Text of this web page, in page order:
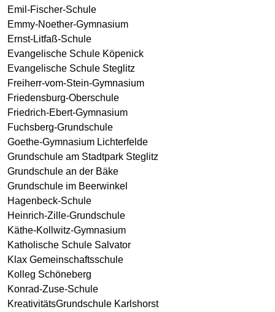
Emil-Fischer-Schule
Emmy-Noether-Gymnasium
Ernst-Litfaß-Schule
Evangelische Schule Köpenick
Evangelische Schule Steglitz
Freiherr-vom-Stein-Gymnasium
Friedensburg-Oberschule
Friedrich-Ebert-Gymnasium
Fuchsberg-Grundschule
Goethe-Gymnasium Lichterfelde
Grundschule am Stadtpark Steglitz
Grundschule an der Bäke
Grundschule im Beerwinkel
Hagenbeck-Schule
Heinrich-Zille-Grundschule
Käthe-Kollwitz-Gymnasium
Katholische Schule Salvator
Klax Gemeinschaftsschule
Kolleg Schöneberg
Konrad-Zuse-Schule
KreativitätsGrundschule Karlshorst